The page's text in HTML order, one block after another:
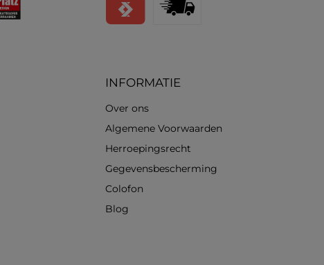
INFORMATIE
Over ons
Algemene Voorwaarden
Herroepingsrecht
Gegevensbescherming
Colofon
Blog